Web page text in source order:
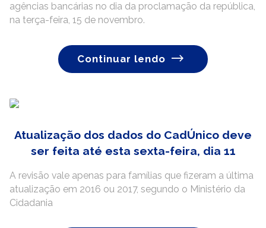
agências bancárias no dia da proclamação da república,
na terça-feira, 15 de novembro.
Continuar lendo
Atualização dos dados do CadÚnico deve
ser feita até esta sexta-feira, dia 11
A revisão vale apenas para famílias que fizeram a última
atualização em 2016 ou 2017, segundo o Ministério da
Cidadania